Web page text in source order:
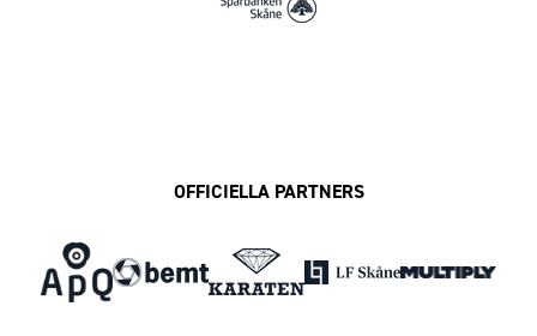
OFFICIELLA PARTNERS